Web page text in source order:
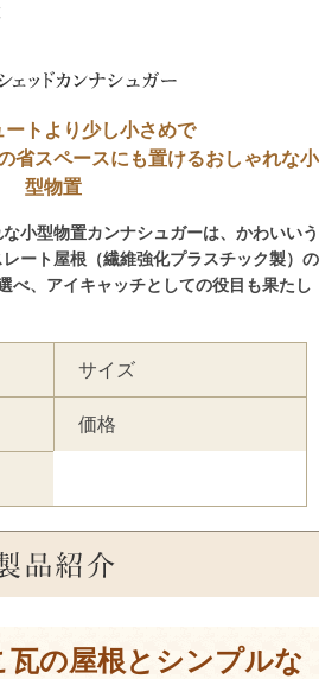
ートより少し小さめで
省スペースにも置けるおしゃれな小
型物置
小型物置カンナシュガーは、かわいいう
ート屋根（繊維強化プラスチック製）の
べ、アイキャッチとしての役目も果たし
サイズ
価格
の屋根とシンプルな